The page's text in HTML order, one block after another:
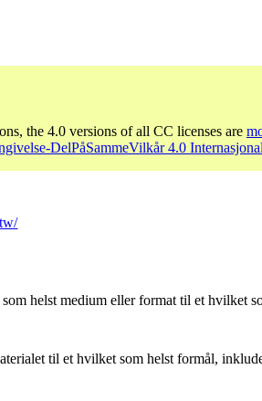
the 4.0 versions of all CC licenses are
DelPåSammeVilkår 4.0 Internasjonal
helst medium eller format til et hvilket
til et hvilket som helst formål,